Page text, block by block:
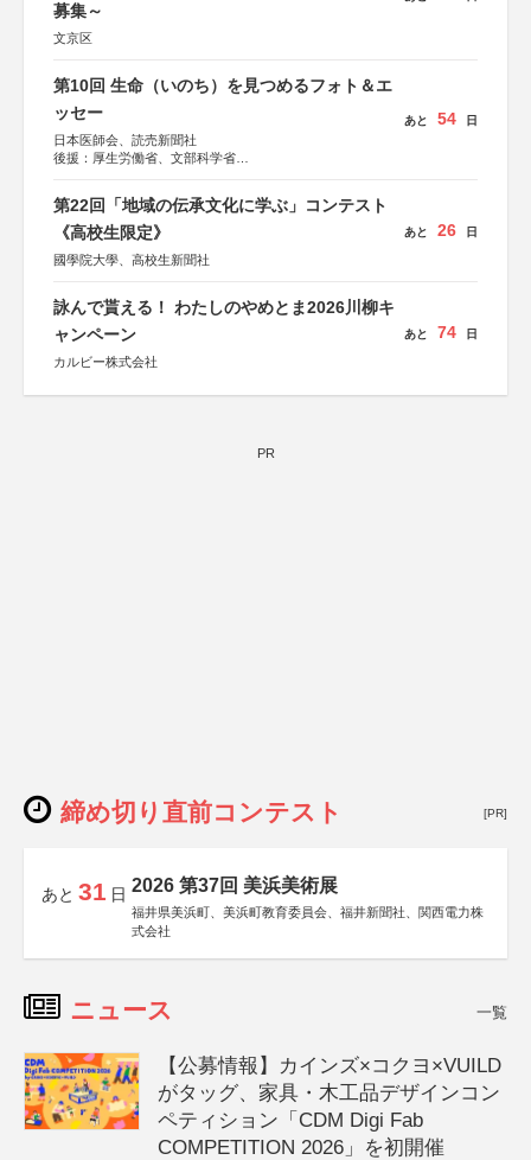
募集～
文京区
第10回 生命（いのち）を見つめるフォト＆エ
ッセー
日本医師会、読売新聞社
後援：厚生労働省、文部科学省
あと 54 日
第22回「地域の伝承文化に学ぶ」コンテスト
《高校生限定》
國學院大學、高校生新聞社
あと 26 日
詠んで貰える！ わたしのやめとま2026川柳キ
ャンペーン
カルビー株式会社
あと 74 日
PR
締め切り直前コンテスト [PR]
あと 31 日 2026 第37回 美浜美術展
福井県美浜町、美浜町教育委員会、福井新聞社、関西電力株
式会社
ニュース 一覧
【公募情報】カインズ×コクヨ×VUILD
がタッグ、家具・木工品デザインコン
ペティション「CDM Digi Fab
COMPETITION 2026」を初開催